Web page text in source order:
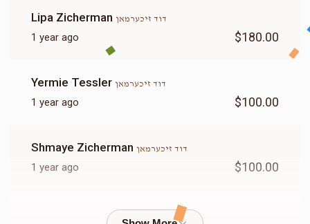
Lipa Zicherman דוד זיכערמאן
1 year ago $180.00
Yermie Tessler דוד זיכערמאן
1 year ago $100.00
Shmaye Zicherman דוד זיכערמאן
1 year ago $100.00
דוד זיכערמאן